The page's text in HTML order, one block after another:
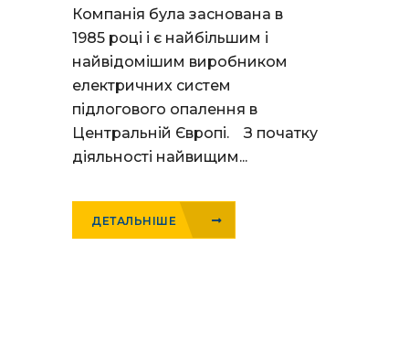
Компанія була заснована в
1985 році і є найбільшим і
найвідомішим виробником
електричних систем
підлогового опалення в
Центральній Європі. З початку
діяльності найвищим...
ДЕТАЛЬНІШЕ